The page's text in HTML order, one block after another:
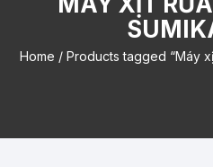
Home / Products tagged “Máy